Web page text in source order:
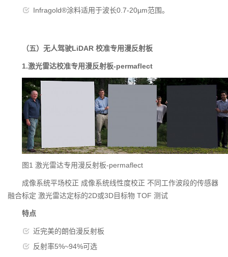
Infragold®涂料适用于波长0.7-20µm范围。
（五）无人驾驶LiDAR 校准专用漫反射板
1.激光雷达校准专用漫反射板-permaflect
图1 激光雷达专用漫反射板-permaflect
成像系统平场校正 成像系统线性度校正 不同工作波段的传感器
融合标定 激光雷达定标的2D或3D目标物 TOF 测试
特点
近完美的朗伯漫反射板
反射率5%~94%可选